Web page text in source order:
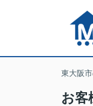
東大阪
お客